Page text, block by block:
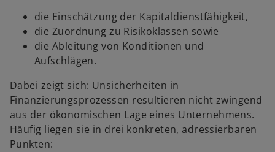
die Einschätzung der Kapitaldienstfähigkeit,
die Zuordnung zu Risikoklassen sowie
die Ableitung von Konditionen und
Aufschlägen.
Dabei zeigt sich: Unsicherheiten in
Finanzierungsprozessen resultieren nicht zwingend
aus der ökonomischen Lage eines Unternehmens.
Häufig liegen sie in drei konkreten, adressierbaren
Punkten:
ir
d
i